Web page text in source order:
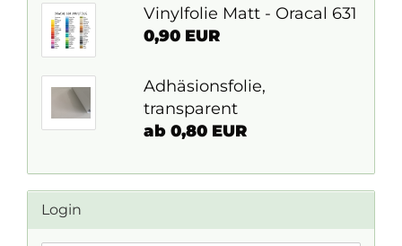
Vinylfolie Matt - Oracal 631
0,90 EUR
Adhäsionsfolie,
transparent
ab 0,80 EUR
Login